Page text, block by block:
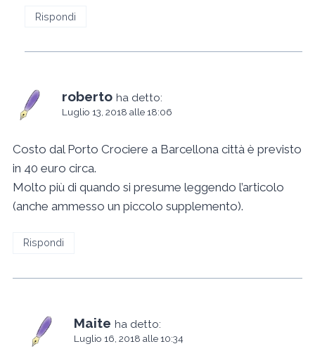
Rispondi
roberto ha detto:
Luglio 13, 2018 alle 18:06
Costo dal Porto Crociere a Barcellona città è previsto
in 40 euro circa.
Molto più di quando si presume leggendo l’articolo
(anche ammesso un piccolo supplemento).
Rispondi
Maite ha detto:
Luglio 16, 2018 alle 10:34